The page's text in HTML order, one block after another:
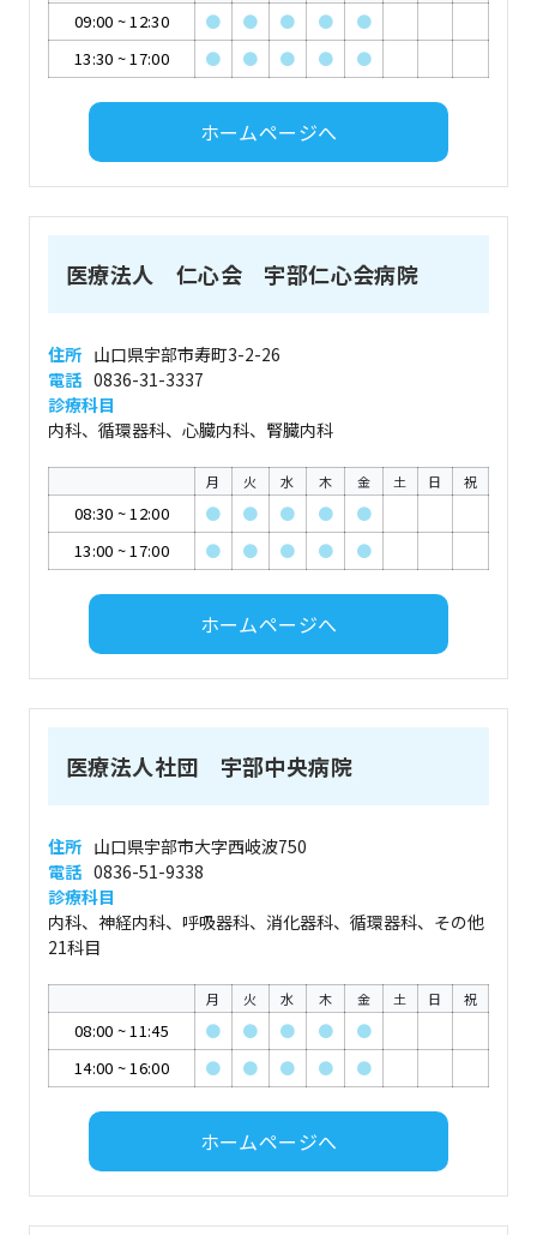
09:00 ~12:30 ● ● ● ●
●
13:30 ~17:00 ● ● ● ● ●
ホームページへ
医療法人 仁心会 宇部仁心会病院
住所 山口県宇部市寿町3-2-26
電話 0836-31-3337
診療科目
内科、循環器科、心臓内科、腎臓内科
月 火 水 木 金 土 日 祝
08:30 ~12:00 ● ● ● ●
●
13:00 ~17:00 ● ● ● ● ●
ホームページへ
医療法人社団 宇部中央病院
住所 山口県宇部市大字西岐波750
電話 0836-51-9338
診療科目
内科、神経内科、呼吸器科、消化器科、循環器科、その他
21科目
月 火 水 木 金 土 日 祝
08:00 ~11:45 ● ● ● ●
●
14:00 ~16:00 ● ● ● ● ●
ホームページへ